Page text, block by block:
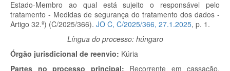
Estado-Membro ao qual está sujeito o responsável pelo
tratamento - Medidas de segurança do tratamento dos dados -
Artigo 32.º) (C/2025/366). JO C, C/2025/366, 27.1.2025, p. 1.
Língua do processo: húngaro
Órgão jurisdicional de reenvio: Kúria
Partes no processo principal: Recorrente em cassação,